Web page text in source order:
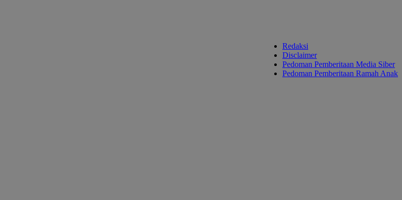
Redaksi
Disclaimer
Pedoman Pemberitaan Media Siber
Pedoman Pemberitaan Ramah Anak